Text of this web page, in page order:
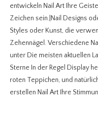
entwickeln Nail Art Ihre
Zeichen sein.|Nail Designs
Styles oder Kunst, die
Zehennägel. Verschiedene
unter Die meisten aktuellen
Sterne In der Regel Display
roten Teppichen, und
erstellen Nail Art Ihre